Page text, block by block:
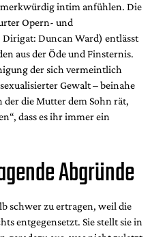
intim anfühlen. Die
Opern- und
Duncan Ward) entlässt
aus der Öde und Finsternis.
der sich vermeintlich
Gewalt – beinahe
die Mutter dem Sohn rät,
dass es ihr immer ein
Abgründe
schwer zu ertragen, weil die
entgegensetzt. Sie stellt sie in